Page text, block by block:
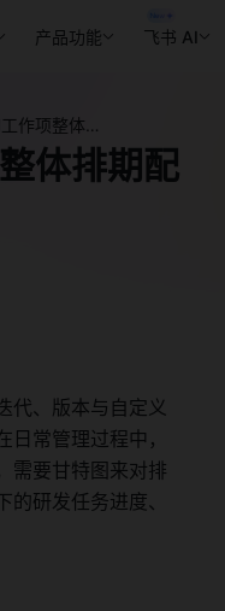
产品功能 飞书 AI
体排期配
代、版本与自定义
常管理过程中，
需要甘特图来对排
研发任务进度、